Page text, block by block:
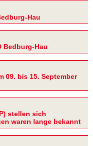
Hau
Bedburg-Hau
09. bis 15. September
stellen sich
waren lange bekannt